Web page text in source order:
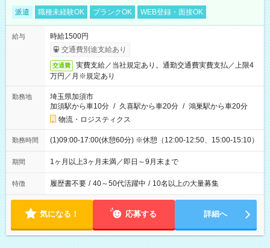
派遣 職種未経験OK ブランクOK WEB登録・面接OK
給与
時給1500円
交通費別途支給あり
交通費
実費支給／当社規定あり。通勤交通費実費支払／上限4
万円／月※規定あり
勤務地
埼玉県加須市
加須駅から車10分 / 久喜駅から車20分 / 鴻巣駅から車20分
物流・ロジスティクス
勤務時間 (1)09:00-17:00(休憩60分) ※休憩（12:00-12:50、15:00-15:10）
期間 1ヶ月以上3ヶ月未満／即日～9月末まで
特徴 履歴書不要 / 40～50代活躍中 / 10名以上の大量募集
気になる！ 応募する 詳細へ